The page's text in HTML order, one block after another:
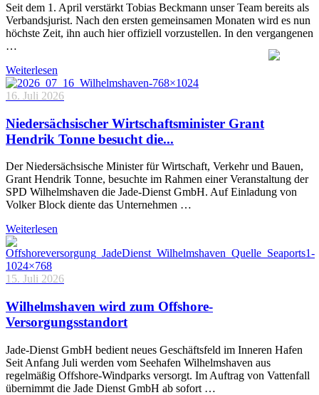
Seit dem 1. April verstärkt Tobias Beckmann unser Team bereits als
Verbandsjurist. Nach den ersten gemeinsamen Monaten wird es nun
höchste Zeit, ihn auch hier offiziell vorzustellen. In den vergangenen
…
Weiterlesen
16. Juli 2026
Niedersächsischer Wirtschaftsminister Grant
Hendrik Tonne besucht die...
Der Niedersächsische Minister für Wirtschaft, Verkehr und Bauen,
Grant Hendrik Tonne, besuchte im Rahmen einer Veranstaltung der
SPD Wilhelmshaven die Jade-Dienst GmbH. Auf Einladung von
Volker Block diente das Unternehmen …
Weiterlesen
15. Juli 2026
Wilhelmshaven wird zum Offshore-
Versorgungsstandort
Jade-Dienst GmbH bedient neues Geschäftsfeld im Inneren Hafen
Seit Anfang Juli werden vom Seehafen Wilhelmshaven aus
regelmäßig Offshore-Windparks versorgt. Im Auftrag von Vattenfall
übernimmt die Jade Dienst GmbH ab sofort …